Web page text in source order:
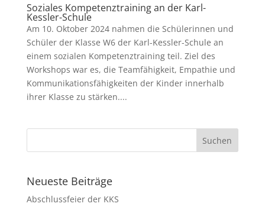
Soziales Kompetenztraining an der Karl-
Kessler-Schule
Am 10. Oktober 2024 nahmen die Schülerinnen und
Schüler der Klasse W6 der Karl-Kessler-Schule an
einem sozialen Kompetenztraining teil. Ziel des
Workshops war es, die Teamfähigkeit, Empathie und
Kommunikationsfähigkeiten der Kinder innerhalb
ihrer Klasse zu stärken....
Neueste Beiträge
Abschlussfeier der KKS